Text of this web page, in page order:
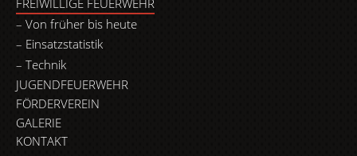
FREIWILLIGE FEUERWEHR
Von früher bis heute
Einsatzstatistik
Technik
JUGENDFEUERWEHR
FÖRDERVEREIN
GALERIE
KONTAKT